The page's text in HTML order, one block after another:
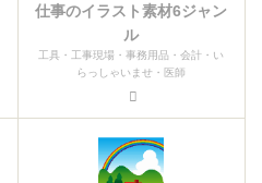
仕事のイラスト素材6ジャン
ル
工具・工事現場・事務用品・会計・い
らっしゃいませ・医師